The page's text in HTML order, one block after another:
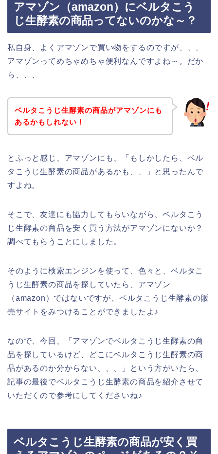
アマゾン（amazon）にベルタこう
じ生酵素の商品ってないのかな～？
私自身、よくアマゾンで買い物をするのですが、、、
アマゾンってめちゃめちゃ便利なんですよね～。だか
ら、、、
ベルタこうじ生酵素の商品がアマゾンにも
あるかもしれない！
とふっと感じ、アマゾンにも、「もしかしたら、ベル
タこうじ生酵素の商品があるかも、、」と思ったんで
すよね。
そこで、友達にも協力してもらいながら、ベルタこう
じ生酵素の商品を安く買う方法がアマゾンにないか？
調べてもらうことにしました。
そのように検索エンジンを使って、色々と、ベルタこ
うじ生酵素の商品を探していたら、アマゾン
（amazon）ではないですが、ベルタこうじ生酵素の販
売サイトをみつけることができましたよ♪
なので、今回、「アマゾンでベルタこうじ生酵素の商
品を探しているけど、どこにベルタこうじ生酵素の商
品があるのか分からない、、、」という方がいたら、
記事の最後でベルタこうじ生酵素の商品を紹介させて
いただくので参考にしてくださいね♪
ベルタこうじ生酵素の商品が安く買